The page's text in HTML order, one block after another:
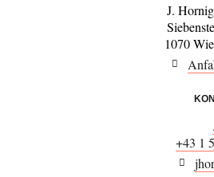
J.
1070
+43 1